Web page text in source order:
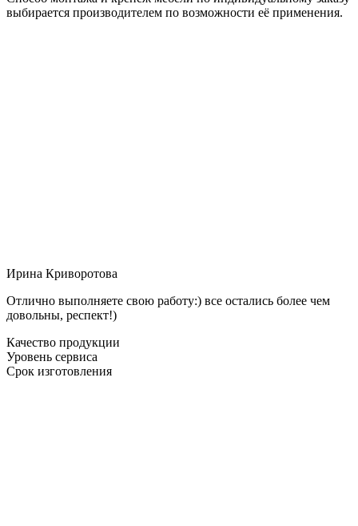
выбирается производителем по возможности её применения.
Ирина Криворотова
Отлично выполняете свою работу:) все остались более чем
довольны, респект!)
Качество продукции
Уровень сервиса
Срок изготовления